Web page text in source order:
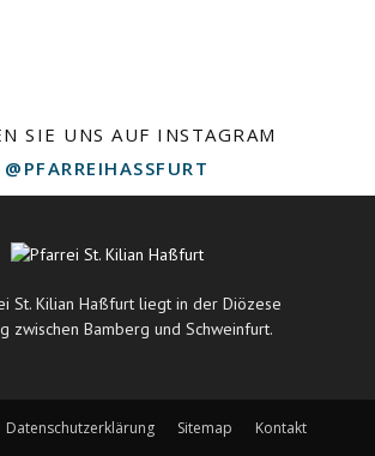
SIE UNS AUF INSTAGRAM
@PFARREIHASSFURT
St. Kilian Haßfurt liegt in der Diözese
zwischen Bamberg und Schweinfurt.
Datenschutzerklärung Sitemap Kontakt